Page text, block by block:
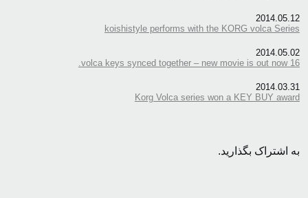
2014.05.12
koishistyle performs with the KORG volca Series
2014.05.02
16 volca keys synced together – new movie is out now.
2014.03.31
Korg Volca series won a KEY BUY award
به اشتراک بگذارید.